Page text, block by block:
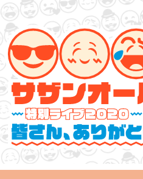
サザンオールスターズ 特別ライ